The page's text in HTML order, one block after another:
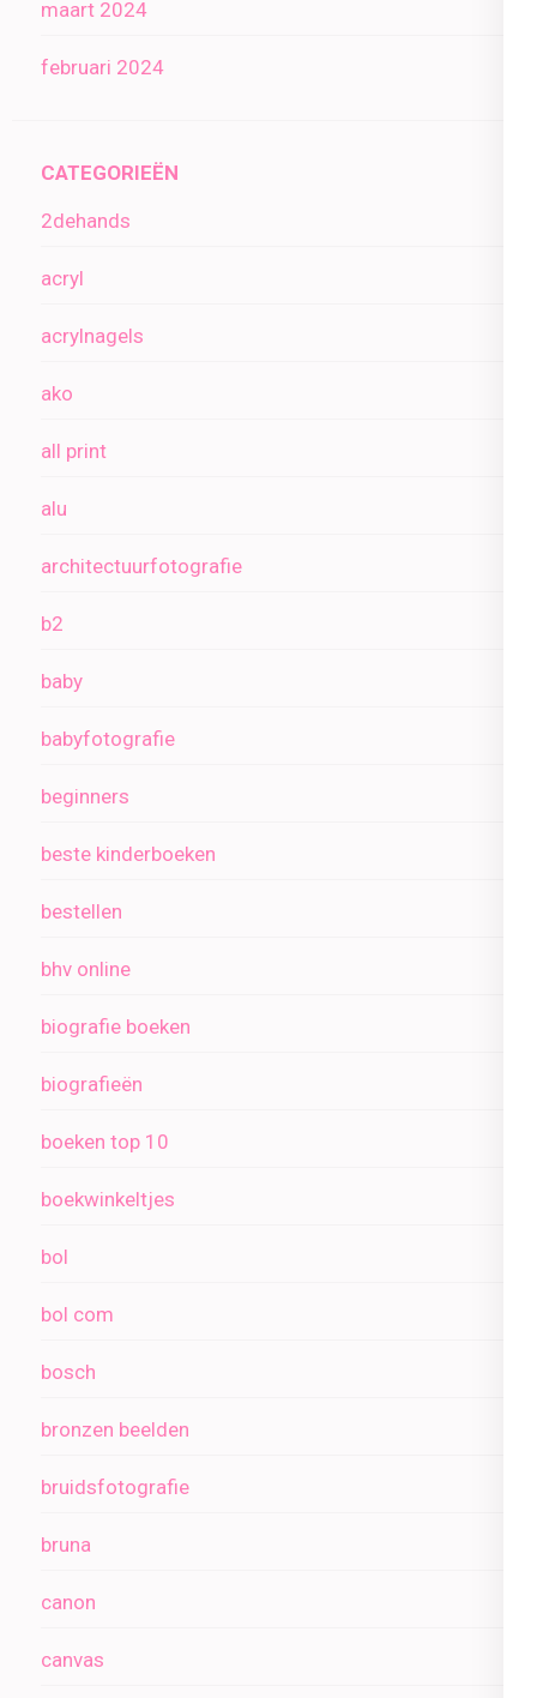
maart 2024
februari 2024
CATEGORIEËN
2dehands
acryl
acrylnagels
ako
all print
alu
architectuurfotografie
b2
baby
babyfotografie
beginners
beste kinderboeken
bestellen
bhv online
biografie boeken
biografieën
boeken top 10
boekwinkeltjes
bol
bol com
bosch
bronzen beelden
bruidsfotografie
bruna
canon
canvas